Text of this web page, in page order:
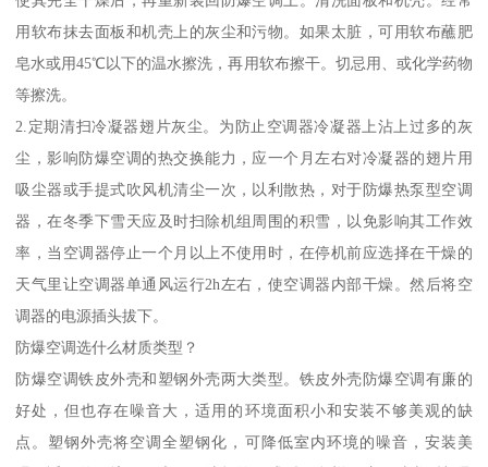
用软布抹去面板和机壳上的灰尘和污物。如果太脏，可用软布蘸肥
皂水或用45℃以下的温水擦洗，再用软布擦干。切忌用、或化学药物
等擦洗。
2.定期清扫冷凝器翅片灰尘。为防止空调器冷凝器上沾上过多的灰
尘，影响防爆空调的热交换能力，应一个月左右对冷凝器的翅片用
吸尘器或手提式吹风机清尘一次，以利散热，对于防爆热泵型空调
器，在冬季下雪天应及时扫除机组周围的积雪，以免影响其工作效
率，当空调器停止一个月以上不使用时，在停机前应选择在干燥的
天气里让空调器单通风运行2h左右，使空调器内部干燥。然后将空
调器的电源插头拔下。
防爆空调选什么材质类型？
防爆空调铁皮外壳和塑钢外壳两大类型。铁皮外壳防爆空调有廉的
好处，但也存在噪音大，适用的环境面积小和安装不够美观的缺
点。塑钢外壳将空调全塑钢化，可降低室内环境的噪音，安装美